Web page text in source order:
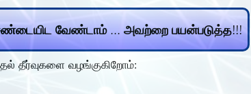
வேண்டாம் ... அவற்றை பயன்படுத்த!!!
தீர்வுகளை வழங்குகிறோம்: